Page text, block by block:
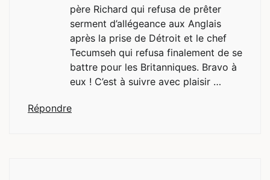
père Richard qui refusa de prêter
serment d’allégeance aux Anglais
après la prise de Détroit et le chef
Tecumseh qui refusa finalement de se
battre pour les Britanniques. Bravo à
eux ! C’est à suivre avec plaisir …
Répondre